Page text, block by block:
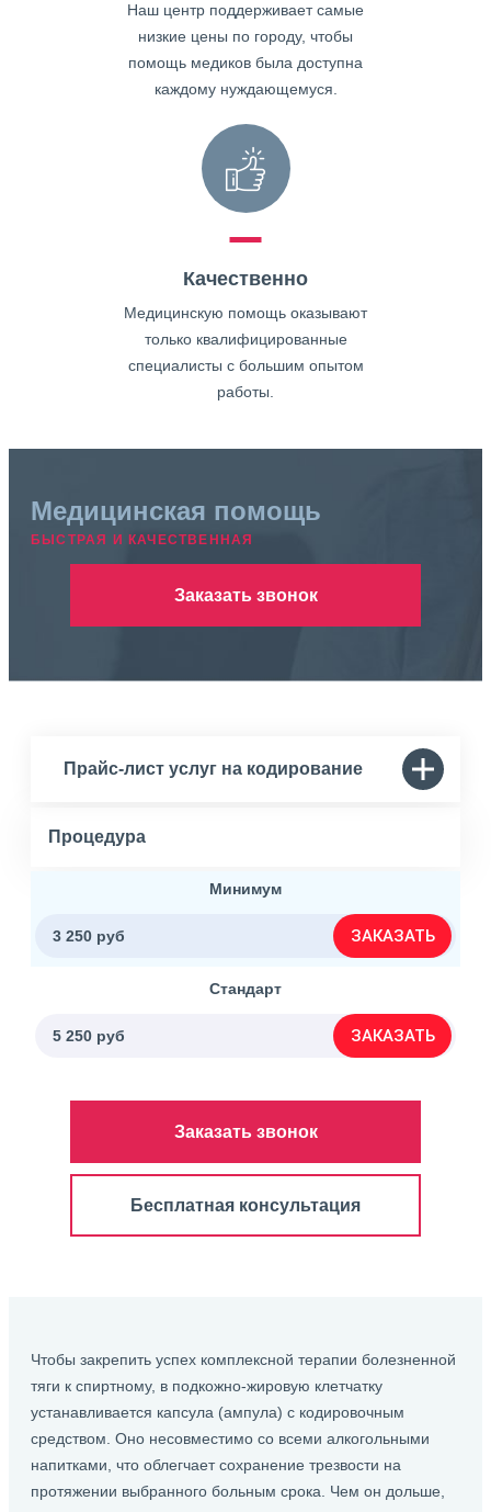
Наш центр поддерживает самые
низкие цены по городу, чтобы
помощь медиков была доступна
каждому нуждающемуся.
Качественно
Медицинскую помощь оказывают
только квалифицированные
специалисты с большим опытом
работы.
Медицинская помощь
БЫСТРАЯ И КАЧЕСТВЕННАЯ
Заказать звонок
Прайс-лист услуг на кодирование
Процедура
Минимум
3 250 руб ЗАКАЗАТЬ
Стандарт
5 250 руб ЗАКАЗАТЬ
Заказать звонок
Бесплатная консультация
Чтобы закрепить успех комплексной терапии болезненной
тяги к спиртному, в подкожно-жировую клетчатку
устанавливается капсула (ампула) с кодировочным
средством. Оно несовместимо со всеми алкогольными
напитками, что облегчает сохранение трезвости на
протяжении выбранного больным срока. Чем он дольше,